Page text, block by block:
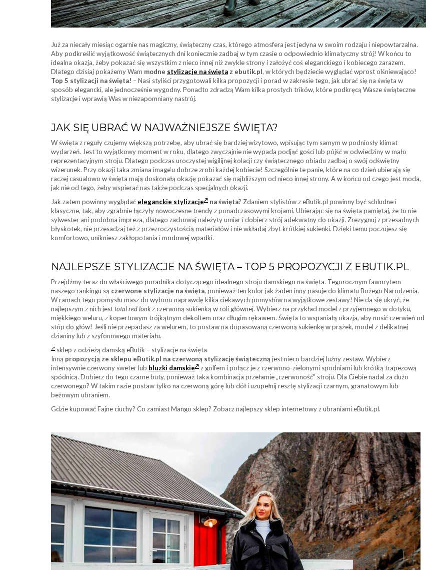
Już za niecały miesiąc ogarnie nas magiczny, świąteczny czas, którego atmosfera jest jedyna w swoim rodzaju i niepowtarzalna.
Aby podkreślić wyjątkowość świątecznych dni koniecznie zadbaj w tym czasie o odpowiednio klimatyczny strój! W końcu to
idealna okazja, żeby pokazać się wszystkim z nieco innej niż zwykle strony i założyć coś eleganckiego i kobiecego zarazem.
Dlatego dzisiaj pokażemy Wam modne stylizacje na święta z ebutik.pl, w których będziecie wyglądać wprost olśniewająco!
Top 5 stylizacji na święta! – Nasi styliści przygotowali kilka propozycji i porad w zakresie tego, jak ubrać się na święta w
sposób elegancki, ale jednocześnie wygodny. Ponadto zdradzą Wam kilka prostych trików, które podkręcą Wasze świąteczne
stylizacje i wprawią Was w niezapomniany nastrój.
JAK SIĘ UBRAĆ W NAJWAŻNIEJSZE ŚWIĘTA?
W święta z reguły czujemy większą potrzebę, aby ubrać się bardziej wizytowo, wpisując tym samym w podniosły klimat
wydarzeń. Jest to wyjątkowy moment w roku, dlatego zwyczajnie nie wypada podjąć gości lub pójść w odwiedziny w mało
reprezentacyjnym stroju. Dlatego podczas uroczystej wigilijnej kolacji czy świątecznego obiadu zadbaj o swój odświętny
wizerunek. Przy okazji taka zmiana image’u dobrze zrobi każdej kobiecie! Szczególnie te panie, które na co dzień ubierają się
raczej casualowo w święta mają doskonałą okazję pokazać się najbliższym od nieco innej strony. A w końcu od czego jest moda,
jak nie od tego, żeby wspierać nas także podczas specjalnych okazji.
Jak zatem powinny wyglądać eleganckie stylizacje na święta? Zdaniem stylistów z eButik.pl powinny być schludne i
klasyczne, tak, aby zgrabnie łączyły nowoczesne trendy z ponadczasowymi krojami. Ubierając się na święta pamiętaj, że to nie
sylwester ani podobna impreza, dlatego zachowaj należyty umiar i dobierz strój adekwatny do okazji. Zrezygnuj z przesadnych
błyskotek, nie przesadzaj też z przezroczystością materiałów i nie wkładaj zbyt krótkiej sukienki. Dzięki temu poczujesz się
komfortowo, unikniesz zakłopotania i modowej wpadki.
NAJLEPSZE STYLIZACJE NA ŚWIĘTA – TOP 5 PROPOZYCJI Z EBUTIK.PL
Przejdźmy teraz do właściwego poradnika dotyczącego idealnego stroju damskiego na święta. Tegorocznym faworytem
naszego rankingu są czerwone stylizacje na święta, ponieważ ten kolor jak żaden inny pasuje do klimatu Bożego Narodzenia.
W ramach tego pomysłu masz do wyboru naprawdę kilka ciekawych pomysłów na wyjątkowe zestawy! Nie da się ukryć, że
najlepszym z nich jesttotal red lookz czerwoną sukienką w roli głównej. Wybierz na przykład model z przyjemnego w dotyku,
miękkiego weluru, z kopertowym trójkątnym dekoltem oraz długim rękawem. Święta to wspaniałą okazja, aby nosić czerwień od
stóp do głów! Jeśli nie przepadasz za welurem, to postaw na dopasowaną czerwoną sukienkę w prążek, model z delikatnej
dzianiny lub z szyfonowego materiału.
sklep z odzieżą damską eButik – stylizacje na święta
Inną propozycją ze sklepu eButik.pl na czerwoną stylizację świąteczną jest nieco bardziej luźny zestaw. Wybierz
intensywnie czerwony sweter lub bluzki damskie
z golfem i połącz je z czerwono-zielonymi spodniami lub krótką trapezową
spódnicą. Dobierz do tego czarne buty, ponieważ taka kombinacja przełamie „czerwoność” stroju. Dla Ciebie nadal za dużo
czerwonego? W takim razie postaw tylko na czerwoną górę lub dół i uzupełnij resztę stylizacji czarnym, granatowym lub
beżowym ubraniem.
Gdzie kupować Fajne ciuchy? Co zamiast Mango sklep? Zobacz najlepszy sklep internetowy z ubraniami eButik.pl.